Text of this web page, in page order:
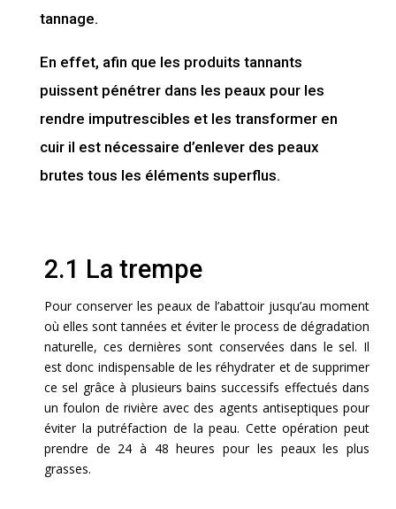
tannage.
En effet, afin que les produits tannants
puissent pénétrer dans les peaux pour les
rendre imputrescibles et les transformer en
cuir il est nécessaire d’enlever des peaux
brutes tous les éléments superflus.
2.1 La trempe
Pour conserver les peaux de l’abattoir jusqu’au moment
où elles sont tannées et éviter le process de dégradation
naturelle, ces dernières sont conservées dans le sel. Il
est donc indispensable de les réhydrater et de supprimer
ce sel grâce à plusieurs bains successifs effectués dans
un foulon de rivière avec des agents antiseptiques pour
éviter la putréfaction de la peau. Cette opération peut
prendre de 24 à 48 heures pour les peaux les plus
grasses.